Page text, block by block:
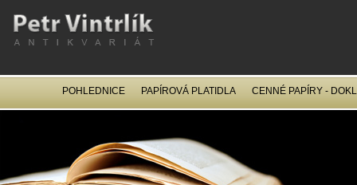
POHLEDNICE PAPÍROVÁ PLATIDLA CENNÉ PAPÍRY -